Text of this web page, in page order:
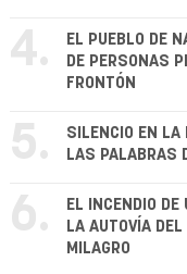
4.
EL PUEBLO DE
DE PERSONAS
FRONTÓN
5.
SILENCIO EN LA
LAS PALABRAS
6.
EL INCENDIO
LA AUTOVÍA
MILAGRO